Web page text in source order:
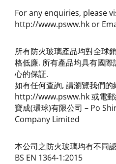
For any enquiries, please
http://www.psww.hk or
所有防火玻璃產品均對全球
格低廉. 所有產品均具有國
心的保証.
如有任何查詢, 請瀏覽我們的
http://www.psww.hk 或電
寶成(環球)有限公司 – Po
Company Limited
本公司之防火玻璃均有不同
BS EN 1364-1:2015